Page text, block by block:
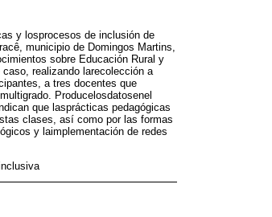
y losprocesos de inclusión de
municipio de Domingos Martins,
sobre Educación Rural y
realizando larecolección a
a tres docentes que
Producelosdatosenel
que lasprácticas pedagógicas
clases, así como por las formas
y laimplementación de redes